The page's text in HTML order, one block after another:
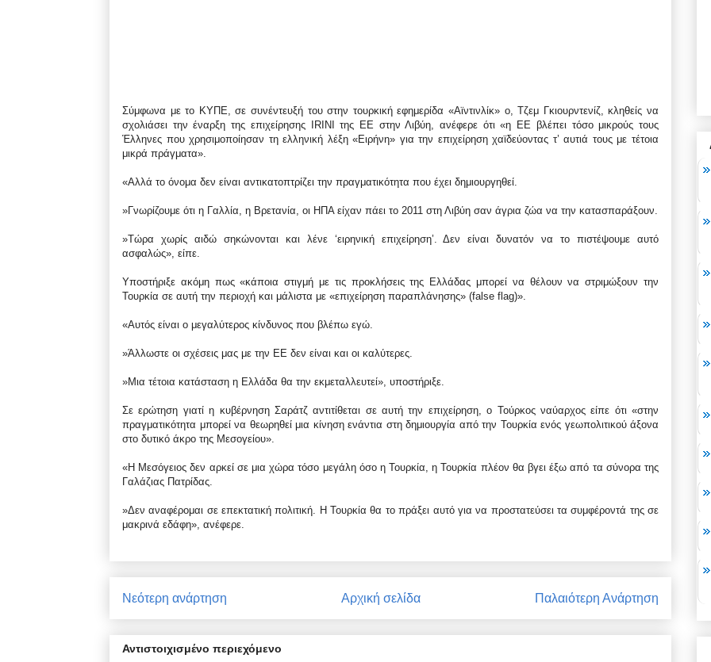
Σύμφωνα με το ΚΥΠΕ, σε συνέντευξή του στην τουρκική εφημερίδα «Αϊντινλίκ» ο, Τζεμ Γκιουρντενίζ, κληθείς να
σχολιάσει την έναρξη της επιχείρησης IRINI της ΕΕ στην Λιβύη, ανέφερε ότι «η ΕΕ βλέπει τόσο μικρούς τους
Έλληνες που χρησιμοποίησαν τη ελληνική λέξη «Ειρήνη» για την επιχείρηση χαϊδεύοντας τ’ αυτιά τους με τέτοια
μικρά πράγματα».
«Αλλά το όνομα δεν είναι αντικατοπτρίζει την πραγματικότητα που έχει δημιουργηθεί.
»Γνωρίζουμε ότι η Γαλλία, η Βρετανία, οι ΗΠΑ είχαν πάει το 2011 στη Λιβύη σαν άγρια ζώα να την κατασπαράξουν.
»Τώρα χωρίς αιδώ σηκώνονται και λένε ‘ειρηνική επιχείρηση’. Δεν είναι δυνατόν να το πιστέψουμε αυτό
ασφαλώς», είπε.
Υποστήριξε ακόμη πως «κάποια στιγμή με τις προκλήσεις της Ελλάδας μπορεί να θέλουν να στριμώξουν την
Τουρκία σε αυτή την περιοχή και μάλιστα με «επιχείρηση παραπλάνησης» (false flag)».
«Αυτός είναι ο μεγαλύτερος κίνδυνος που βλέπω εγώ.
»Άλλωστε οι σχέσεις μας με την ΕΕ δεν είναι και οι καλύτερες.
»Μια τέτοια κατάσταση η Ελλάδα θα την εκμεταλλευτεί», υποστήριξε.
Σε ερώτηση γιατί η κυβέρνηση Σαράτζ αντιτίθεται σε αυτή την επιχείρηση, ο Τούρκος ναύαρχος είπε ότι «στην
πραγματικότητα μπορεί να θεωρηθεί μια κίνηση ενάντια στη δημιουργία από την Τουρκία ενός γεωπολιτικού άξονα
στο δυτικό άκρο της Μεσογείου».
«Η Μεσόγειος δεν αρκεί σε μια χώρα τόσο μεγάλη όσο η Τουρκία, η Τουρκία πλέον θα βγει έξω από τα σύνορα της
Γαλάζιας Πατρίδας.
»Δεν αναφέρομαι σε επεκτατική πολιτική. Η Τουρκία θα το πράξει αυτό για να προστατεύσει τα συμφέροντά της σε
μακρινά εδάφη», ανέφερε.
Νεότερη ανάρτηση Παλαιότερη Ανάρτηση
Αρχική σελίδα
Αντιστοιχισμένο περιεχόμενο